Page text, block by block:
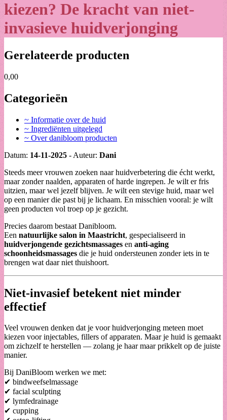
kiezen? De kracht van niet-
invasieve huidverjonging
Gerelateerde producten
0,00
Categorieën
~ Informatie over de huid
~ Ingrediënten uitgelegd
~ Over danibloom producten
Datum: 14-11-2025 - Auteur: Dani
Steeds meer vrouwen zoeken naar huidverbetering die écht werkt,
maar zonder naalden, apparaten of harde ingrepen. Je wilt er fris
uitzien, maar wel jezelf blijven. Je wilt een stevige huid, maar wel
op een manier die past bij je lichaam. En misschien vooral: je wilt
geen producten vol troep op je gezicht.
Precies daarom bestaat Danibloom.
Een natuurlijke salon in Maastricht, gespecialiseerd in
huidverjongende gezichtsmassages en anti-aging
schoonheidsmassages die je huid ondersteunen zonder iets in te
brengen wat daar niet thuishoort.
Niet-invasief betekent niet minder
effectief
Veel vrouwen denken dat je voor huidverjonging meteen moet
kiezen voor injectables, fillers of apparaten. Maar je huid is gemaakt
om zichzelf te herstellen — zolang je haar maar prikkelt op de juiste
manier.
Bij DaniBloom werken we met:
✔ bindweefselmassage
✔ facial sculpting
✔ lymfedrainage
✔ cupping